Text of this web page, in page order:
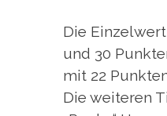
Die
und 30
mit 22
Die weiteren